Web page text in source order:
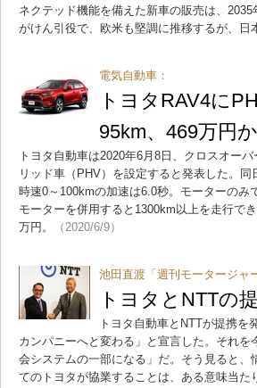
ネクテッド機能を備えた新車の販売は、
がけん引役で、欧米も堅調に推移するが、
電気自動車：
トヨタRAV4に
95km、469万円
トヨタ自動車は2020年6月8日、クロスオー
リッド車（PHV）を設定すると発表した。
時速0～100kmの加速は6.0秒。モーターの
モーターを併用すると1300km以上を走行で
万円。
（2020/6/9）
池田直渡「週刊モータージャ
トヨタとNTTの
トヨタ自動車とNTTが提携を
カンパニーへと変わる」と宣言した。それ
会システムの一部になる」だ。そう見ると
てのトヨタが協業することは、ある意味当た